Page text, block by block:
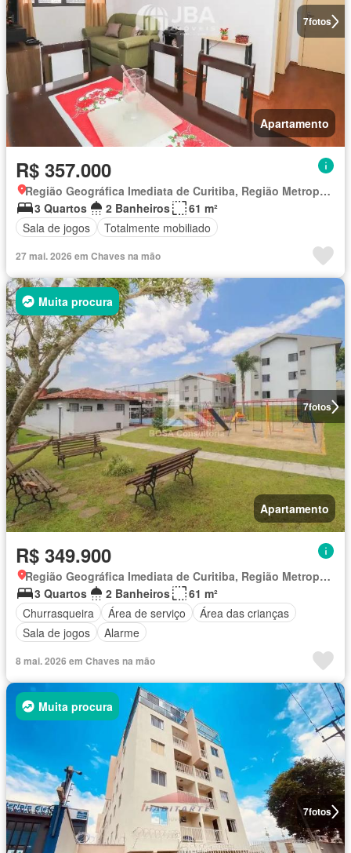
7fotos
Apartamento
R$ 357.000
Região Geográfica Imediata de Curitiba, Região Metropolitana de Curitiba
3 Quartos
2 Banheiros
61 m²
Sala de jogos
Totalmente mobiliado
27 mai. 2026 em Chaves na mão
7fotos
Muita procura
Apartamento
R$ 349.900
Região Geográfica Imediata de Curitiba, Região Metropolitana de Curitiba
3 Quartos
2 Banheiros
61 m²
Churrasqueira
Área de serviço
Área das crianças
Sala de jogos
Alarme
8 mai. 2026 em Chaves na mão
7fotos
Muita procura